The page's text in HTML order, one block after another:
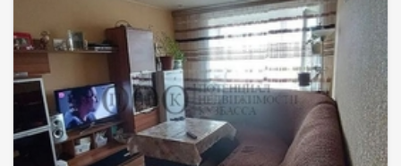
светильниками. На полу постелен новый линолеум, поклеены
свежие обои. Окна и двери: Установлены новые пластиковые
окна и застекленный балкон (новый пластик). Межкомнатные
и входная двери также абсолютно новые. Техническое
состояние дома: Важное преимущество последнего этажа —
полная замена кровли была произведена в 2023 году, что
гарантирует отсутствие протечек и лишних хлопот для
жильцов.Инфраструктура и локация:Дом расположен в
районе с отличной транспортной доступностью. В шаговой
доступности находятся остановки общественного